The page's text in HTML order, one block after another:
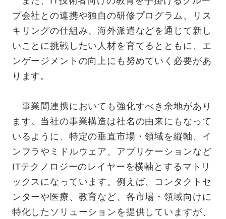
プ会社との連携や独自の研修プログラム、リス
キリングの仕組み、海外派遣などを通じて新し
いことに挑戦したい人材を育てるとともに、エ
ンゲージメントの向上にも努めていく必要があ
ります。
事業間連携においても強化すべき余地があり
ます。当社の事業構造は社名の由来にもなって
いるように、特定の垂直市場・領域を縦軸、イ
ンフラやミドルウェア、アプリケーションなど
ITテクノロジーのレイヤーを横軸とするマトリ
ックスになっています。例えば、コンタクトセ
ンターや医療、教育など、各市場・領域向けに
特化したソリューションを提供していますが、